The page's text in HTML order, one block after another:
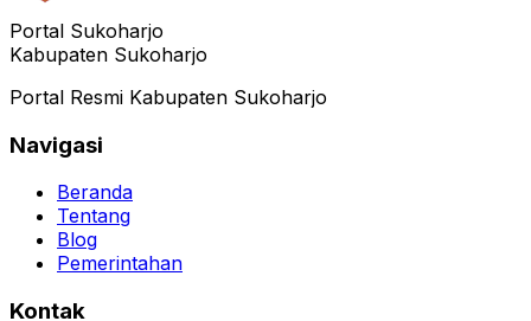
Portal Sukoharjo
Kabupaten Sukoharjo
Portal Resmi Kabupaten Sukoharjo
Navigasi
Beranda
Tentang
Blog
Pemerintahan
Kontak